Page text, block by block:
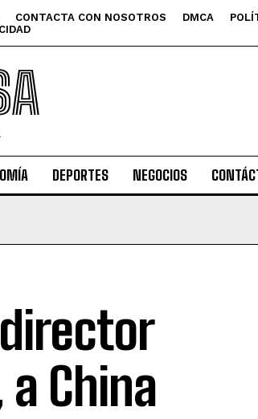
CONTACTA CON NOSOTROS DMCA
DEPORTES NEGOCIOS
a China